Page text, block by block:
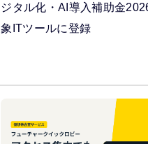
ジタル化・AI導入補助金
象ITツールに登録